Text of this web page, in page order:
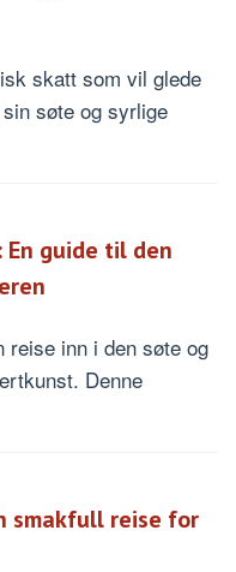
skatt som vil glede
søte og syrlige
guide til den
inn i den søte og
Denne
smakfull reise for